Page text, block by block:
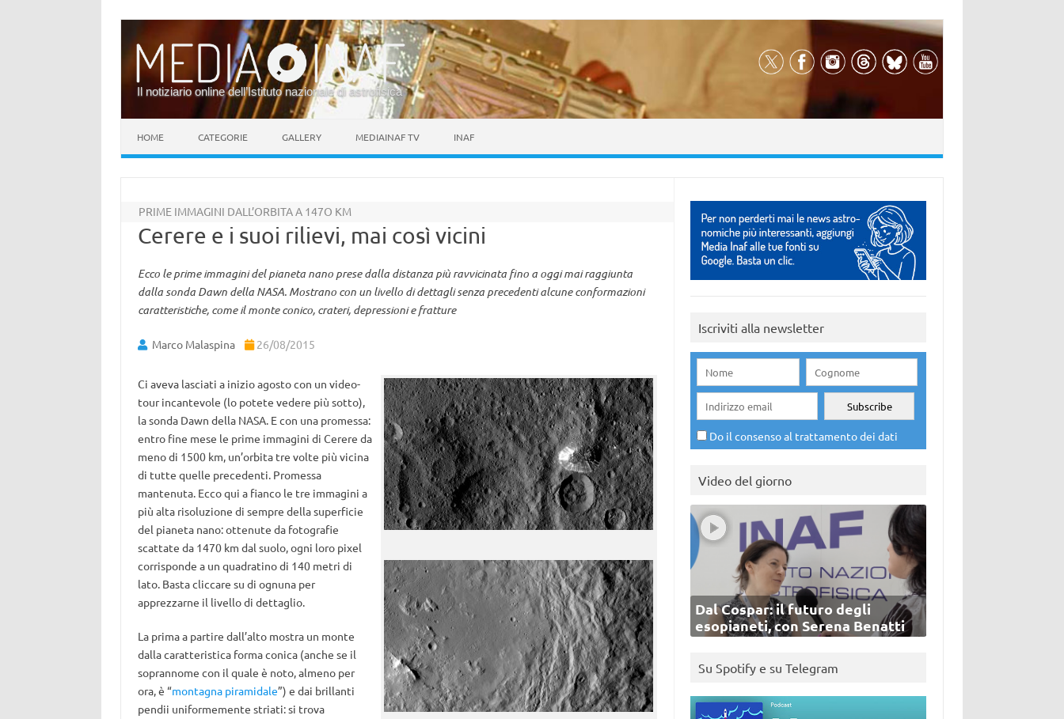
Il notiziario online dell’Istituto nazionale di astrofisica
HOME CATEGORIE GALLERY MEDIAINAF TV INAF
PRIME IMMAGINI DALL’ORBITA A 147O KM
Cerere e i suoi rilievi, mai così vicini
Ecco le prime immagini del pianeta nano prese dalla distanza più ravvicinata fino a oggi mai raggiunta
dalla sonda Dawn della NASA. Mostrano con un livello di dettagli senza precedenti alcune conformazioni
caratteristiche, come il monte conico, crateri, depressioni e fratture
Marco Malaspina 26/08/2015
Ci aveva lasciati a inizio agosto con un video-
tour incantevole (lo potete vedere più sotto),
la sonda Dawn della NASA. E con una promessa:
entro fine mese le prime immagini di Cerere da
meno di 1500 km, un’orbita tre volte più vicina
di tutte quelle precedenti. Promessa
mantenuta. Ecco qui a fianco le tre immagini a
più alta risoluzione di sempre della superficie
del pianeta nano: ottenute da fotografie
scattate da 1470 km dal suolo, ogni loro pixel
corrisponde a un quadratino di 140 metri di
lato. Basta cliccare su di ognuna per
apprezzarne il livello di dettaglio.
La prima a partire dall’alto mostra un monte
dalla caratteristica forma conica (anche se il
soprannome con il quale è noto, almeno per
ora, è “montagna piramidale”) e dai brillanti
pendii uniformemente striati: si trova
Iscriviti alla newsletter
Do il consenso al trattamento dei dati
Video del giorno
Dal Cospar: il futuro degli
esopianeti, con Serena Benatti
Su Spotify e su Telegram